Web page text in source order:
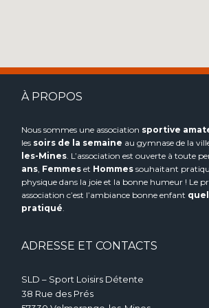
À PROPOS
Nous sommes une association sportive
les soirs de la semaine au gymnase de la
les-Mines. L’association est ouverte à toute
ans, Femmes et Hommes souhaitant
physique dans la joie et la bonne humeur ! Le
association c’est l’ambiance bonne enfant
pratiqué.
ADRESSE ET CONTACTS
SLD – Sport Loisirs Détente
38 Rue des Prés